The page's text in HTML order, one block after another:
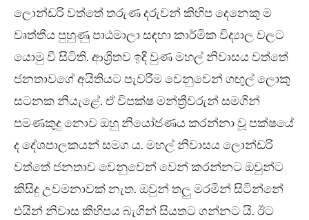
ලොන්ඩරි වත්තේ තරුණ දරුවන් කිහිප දෙනෙකු ම
වෘත්තීය පුහුණු පාඨමාලා සඳහා කාර්මික විද්‍යාල වලට
යොමු වී සිටිති. ආශ්‍රිතව ඉදි වුණ මහල් නිවාසය වත්තේ
ජනතාවගේ අයිතියට පැවරීම වෙනුවෙන් ගඟුල් ලොකු
සටනක නියැළේ. ඒ විපක්ෂ මන්ත්‍රීවරුන් සමගින්
පමණකුදු නොව ඔහු නියෝජණය කරන්නා වූ පක්ෂයේ
ද දේශපාලකයන් සමග ය. මහල් නිවාසය ලොන්ඩරි
වත්තේ ජනතාව වෙනුවෙන් වෙන් කරන්නට ඔවුන්ට
කිසිදු උවමනාවක් නැත. ඔවුන් තලු මරමින් සිටින්නේ
එයින් නිවාස කිහිපය බැගින් සියතට ගන්නට යි. ඊට